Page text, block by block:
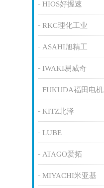
HIOS好握速
RKC理化工业
ASAHI旭精工
IWAKI易威奇
FUKUDA福田电机
KITZ北泽
LUBE
ATAGO爱拓
MIYACHI米亚基